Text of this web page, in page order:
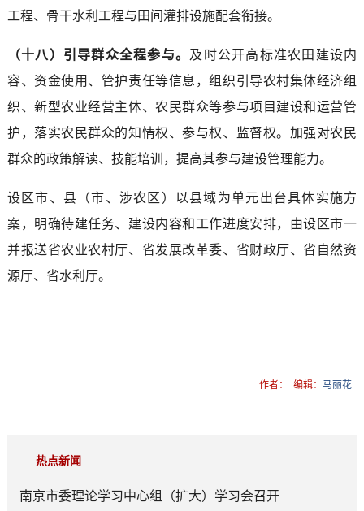
工程、骨干水利工程与田间灌排设施配套衔接。
（十八）引导群众全程参与。 及时公开高标准农田建设内
容、资金使用、管护责任等信息，组织引导农村集体经济组
织、新型农业经营主体、农民群众等参与项目建设和运营管
护，落实农民群众的知情权、参与权、监督权。加强对农民
群众的政策解读、技能培训，提高其参与建设管理能力。
设区市、县（市、涉农区）以县域为单元出台具体实施方
案，明确待建任务、建设内容和工作进度安排，由设区市一
并报送省农业农村厅、省发展改革委、省财政厅、省自然资
源厅、省水利厅。
作者： 编辑：马丽花
热点新闻
南京市委理论学习中心组（扩大）学习会召开